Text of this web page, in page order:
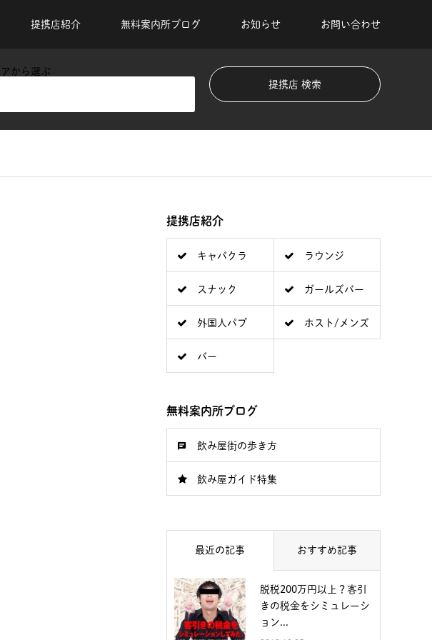
提携店紹介 無料案内所ブログ お知らせ お問い合わせ
から選ぶ
提携店紹介
キャバクラ ラウンジ
スナック ガールズバー
外国人パブ ホスト/メンズ
バー
無料案内所ブログ
飲み屋街の歩き方
飲み屋ガイド特集
最近の記事 おすすめ記事
脱税200万円以上？客引
きの税金をシミュレーシ
ョン...